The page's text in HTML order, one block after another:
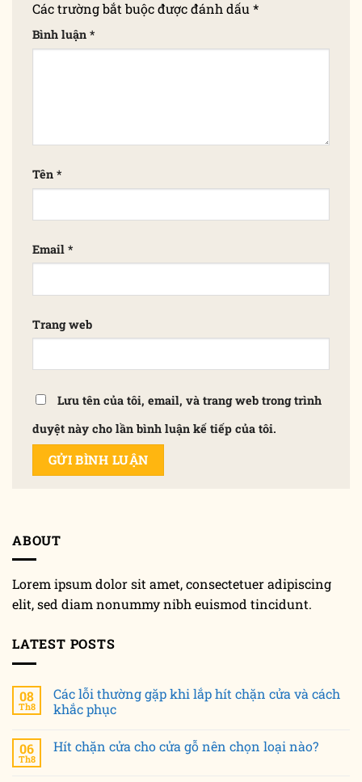
Các trường bắt buộc được đánh dấu *
Bình luận *
Tên *
Email *
Trang web
Lưu tên của tôi, email, và trang web trong trình
duyệt này cho lần bình luận kế tiếp của tôi.
ABOUT
Lorem ipsum dolor sit amet, consectetuer adipiscing
elit, sed diam nonummy nibh euismod tincidunt.
LATEST POSTS
08
Th8
Các lỗi thường gặp khi lắp hít chặn cửa và cách
khắc phục
06
Th8
Hít chặn cửa cho cửa gỗ nên chọn loại nào?